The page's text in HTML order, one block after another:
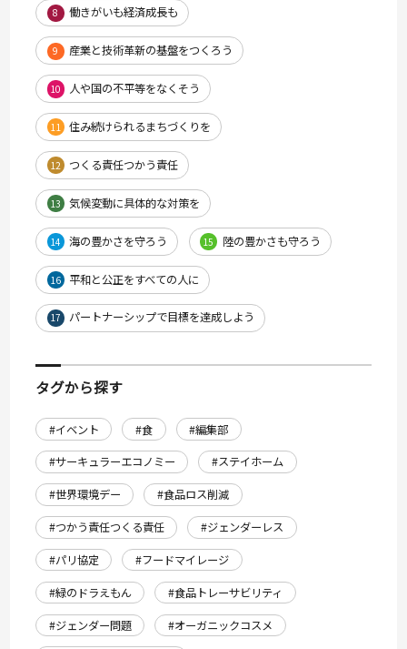
8 働きがいも経済成長も
9 産業と技術革新の基盤をつくろう
10 人や国の不平等をなくそう
11 住み続けられるまちづくりを
12 つくる責任つかう責任
13 気候変動に具体的な対策を
14 海の豊かさを守ろう 15 陸の豊かさも守ろう
16 平和と公正をすべての人に
17 パートナーシップで目標を達成しよう
タグから探す
#イベント #食
#編集部
#サーキュラーエコノミー
#ステイホーム
#世界環境デー
#食品ロス削減
#つかう責任つくる責任
#ジェンダーレス
#パリ協定
#フードマイレージ
#緑のドラえもん
#食品トレーサビリティ
#ジェンダー問題
#オーガニックコスメ